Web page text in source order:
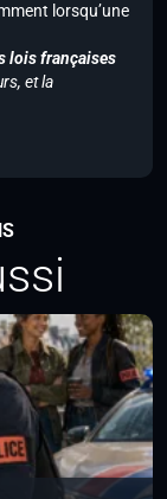
lorsqu’une
lois françaises
et la